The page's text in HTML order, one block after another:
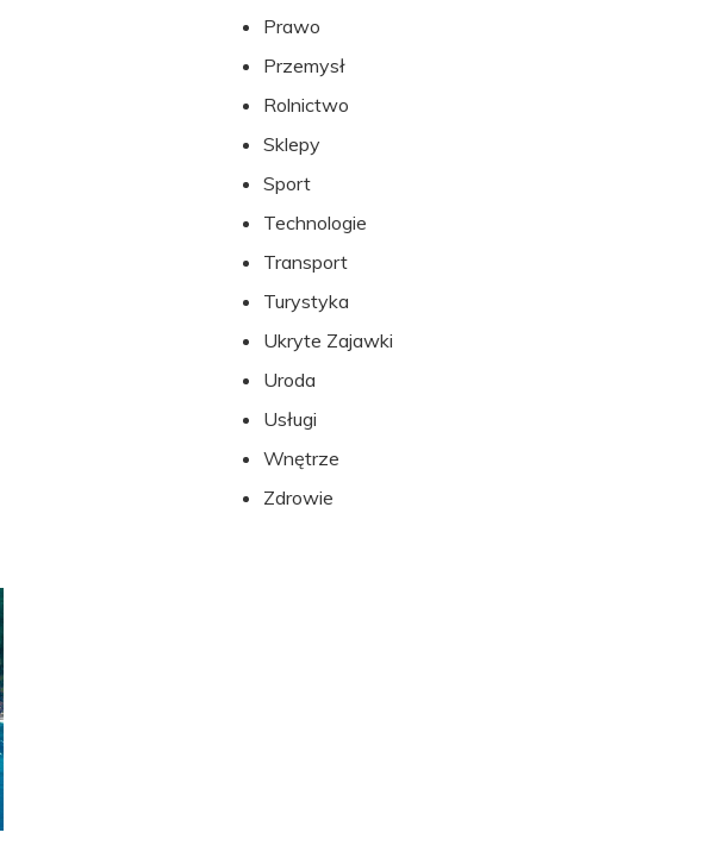
Prawo
Przemysł
Rolnictwo
Sklepy
Sport
Technologie
Transport
Turystyka
Ukryte Zajawki
Uroda
Usługi
Wnętrze
Zdrowie